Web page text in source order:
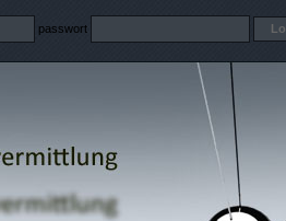
passwort